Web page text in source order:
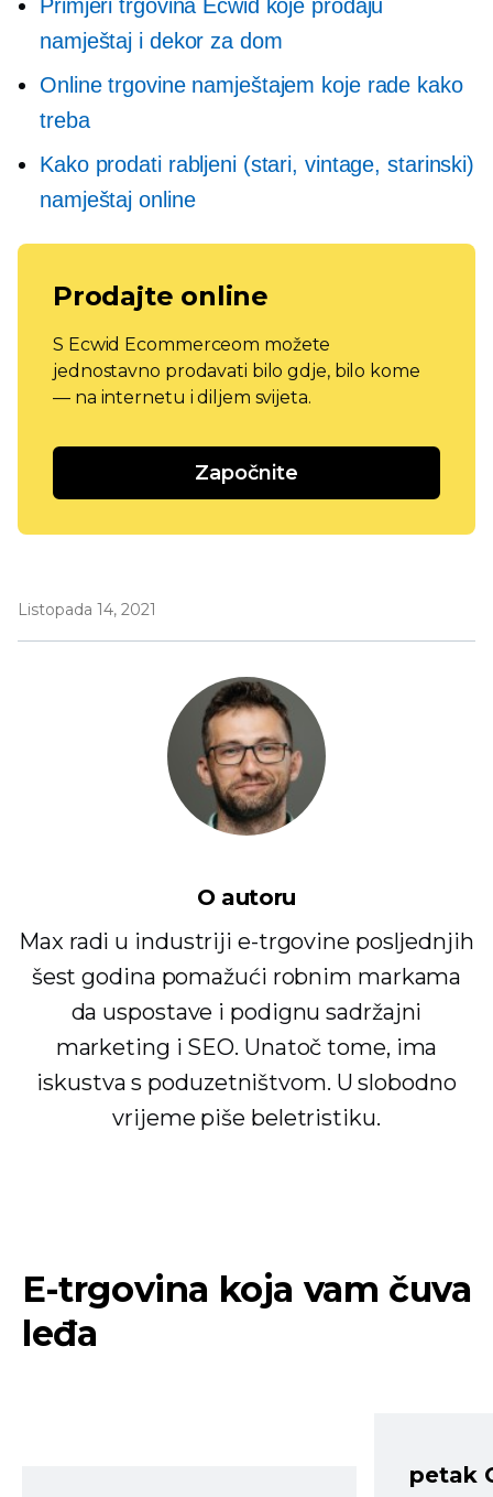
Primjeri trgovina Ecwid koje prodaju
namještaj i dekor za dom
Online trgovine namještajem koje rade kako
treba
Kako prodati rabljeni (stari, vintage, starinski)
namještaj online
Prodajte online
S Ecwid Ecommerceom možete
jednostavno prodavati bilo gdje, bilo kome
— na internetu i diljem svijeta.
Započnite
Listopada 14, 2021
O autoru
Max radi u industriji e-trgovine posljednjih
šest godina pomažući robnim markama
da uspostave i podignu sadržajni
marketing i SEO. Unatoč tome, ima
iskustva s poduzetništvom. U slobodno
vrijeme piše beletristiku.
E-trgovina koja vam čuva
leđa
petak